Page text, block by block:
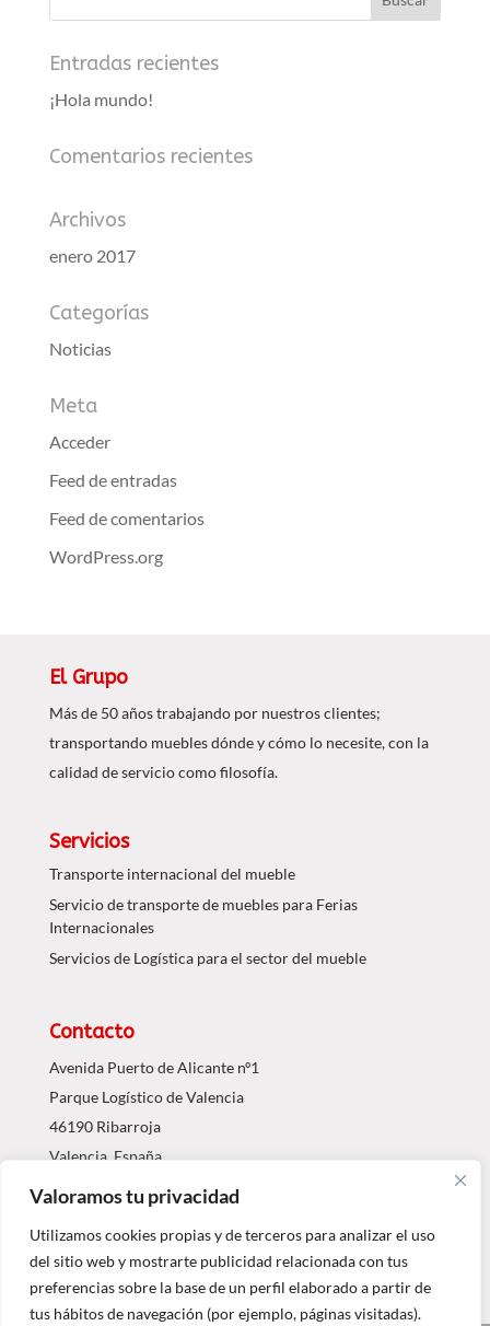
Valoramos tu privacidad
Utilizamos cookies propias y de terceros para analizar el uso
del sitio web y mostrarte publicidad relacionada con tus
preferencias sobre la base de un perfil elaborado a partir de
tus hábitos de navegación (por ejemplo, páginas visitadas).
Entradas recientes
¡Hola mundo!
Comentarios recientes
Archivos
enero 2017
Categorías
Noticias
Meta
Acceder
Feed de entradas
Feed de comentarios
WordPress.org
El Grupo
Más de 50 años trabajando por nuestros clientes;
transportando muebles dónde y cómo lo necesite, con la
calidad de servicio como filosofía.
Servicios
Transporte internacional del mueble
Servicio de transporte de muebles para Ferias
Internacionales
Servicios de Logística para el sector del mueble
Contacto
Avenida Puerto de Alicante nº1
Parque Logístico de Valencia
46190 Ribarroja
Valencia, España
Tel.: 96 1203063
info@agdojavi.com